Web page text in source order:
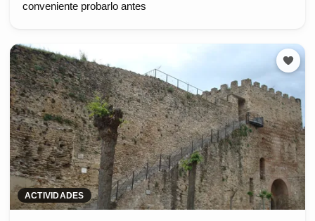
conveniente probarlo antes
ACTIVIDADES